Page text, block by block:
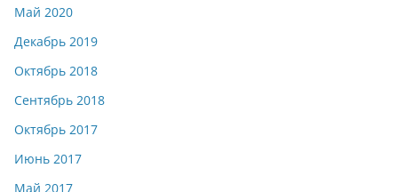
Май 2020
Декабрь 2019
Октябрь 2018
Сентябрь 2018
Октябрь 2017
Июнь 2017
Май 2017